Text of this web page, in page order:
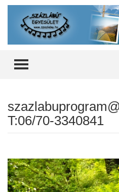
TOGGLE
T:06/70-3340841